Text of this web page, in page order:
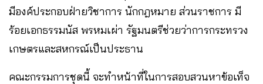
มีองค์ประกอบฝ่ายวิชาการ นักกฎหมาย ส่วนราชการ มี
ร้อยเอกธรรมนัส พรหมเผ่า รัฐมนตรีช่วยว่าการกระทรวง
เกษตรและสหกรณ์เป็นประธาน
คณะกรรมการชุดนี้ จะทำหน้าที่ในการสอบสวนหาข้อเท็จ